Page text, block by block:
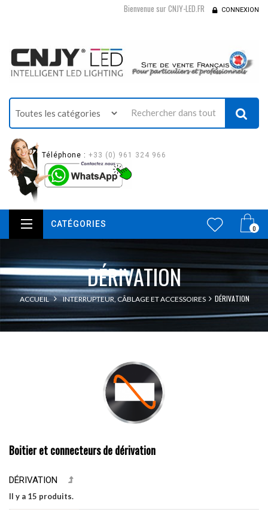
Bienvenue sur CNJY-LED.FR CONNEXION
Téléphone : +33 (0) 961 324 966
0
CATÉGORIES
DÉRIVATION
ACCUEIL INTERRUPTEUR, CÂBLAGE ET ACCESSOIRES DÉRIVATION
Boitier et connecteurs de dérivation
DÉRIVATION
Il y a 15 produits.